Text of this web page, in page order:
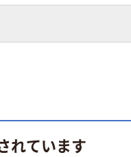
れています